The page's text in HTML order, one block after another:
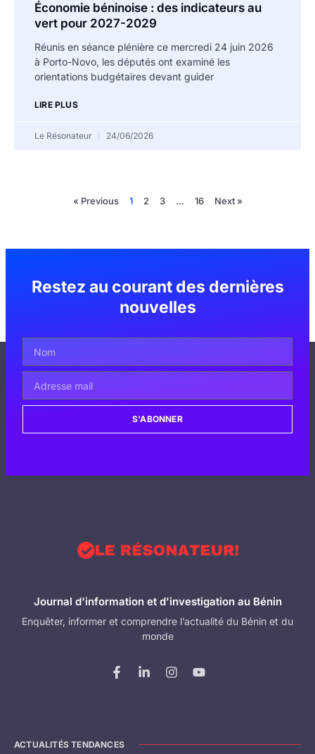
Économie béninoise : des indicateurs au
vert pour 2027-2029
Réunis en séance plénière ce mercredi 24 juin 2026
à Porto-Novo, les députés ont examiné les
orientations budgétaires devant guider
LIRE PLUS
Le Résonateur 24/06/2026
« Previous 1 2 3 … 16 Next »
Restez au courant des dernières
nouvelles
S'ABONNER
Journal d'information et d'investigation au Bénin
Enquêter, informer et comprendre l’actualité du Bénin et du
monde
ACTUALITÉS TENDANCES